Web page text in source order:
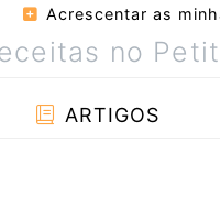
Acrescentar as
ARTIGOS